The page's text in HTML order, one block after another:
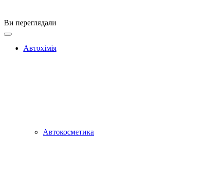
Ви переглядали
Автохімія
Автокосметика